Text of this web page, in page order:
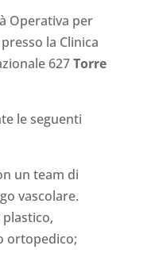
Operativa per
la Clinica
627Torre
le seguenti
un team di
vascolare.
ortopedico;